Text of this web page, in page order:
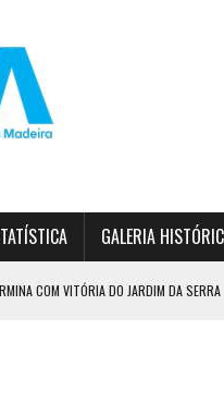
GALERIA
COM VITÓRIA DO JARDIM DA SERRA